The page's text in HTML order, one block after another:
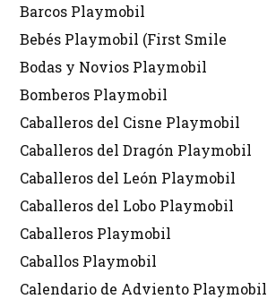
Barcos Playmobil
Bebés Playmobil (First Smile
Bodas y Novios Playmobil
Bomberos Playmobil
Caballeros del Cisne Playmobil
Caballeros del Dragón Playmobil
Caballeros del León Playmobil
Caballeros del Lobo Playmobil
Caballeros Playmobil
Caballos Playmobil
Calendario de Adviento Playmobil